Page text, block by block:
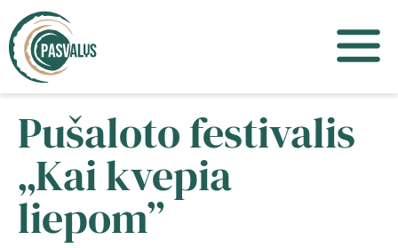
Pušaloto festivalis
„Kai kvepia
liepom”